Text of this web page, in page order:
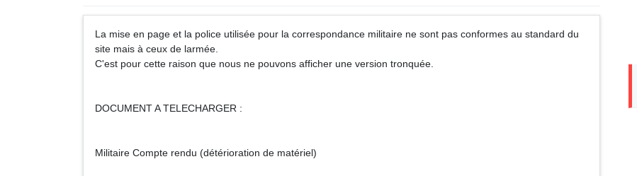
La mise en page et la police utilisée pour la correspondance militaire ne sont pas conformes au standard du
site mais à ceux de larmée.
C'est pour cette raison que nous ne pouvons afficher une version tronquée.
DOCUMENT A TELECHARGER :
Militaire Compte rendu (détérioration de matériel)